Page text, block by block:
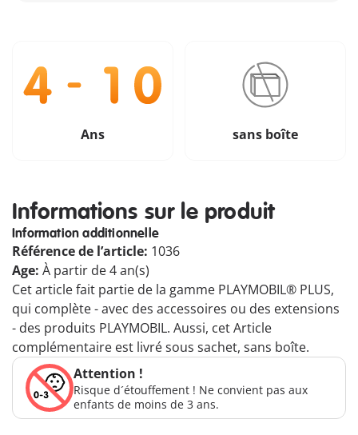
Ans sans boîte
Informations sur le produit
Information additionnelle
Référence de l’article: 1036
Age: À partir de 4 an(s)
Cet article fait partie de la gamme PLAYMOBIL® PLUS,
qui complète - avec des accessoires ou des extensions
- des produits PLAYMOBIL. Aussi, cet Article
complémentaire est livré sous sachet, sans boîte.
Attention !
Risque d´étouffement ! Ne convient pas aux
enfants de moins de 3 ans.